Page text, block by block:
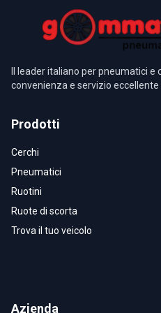
Il leader italiano per pneumatici e
convenienza e servizio eccellente
Prodotti
Cerchi
Pneumatici
Ruotini
Ruote di scorta
Trova il tuo veicolo
Azienda